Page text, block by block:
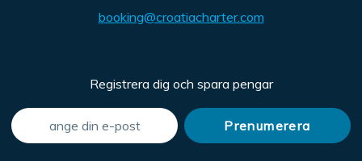
booking@croatiacharter.com
Registrera dig och spara pengar